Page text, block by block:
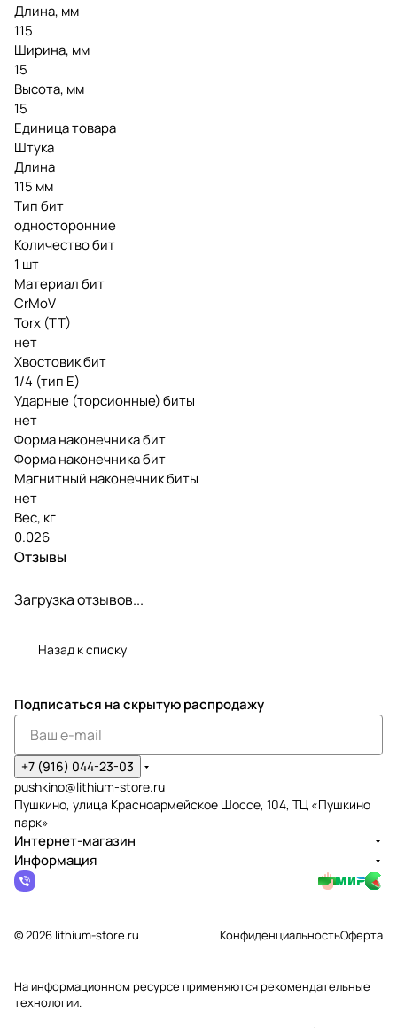
Длина, мм
115
Ширина, мм
15
Высота, мм
15
Единица товара
Штука
Длина
115 мм
Тип бит
односторонние
Количество бит
1 шт
Материал бит
CrMoV
Torx (TT)
нет
Хвостовик бит
1/4 (тип Е)
Ударные (торсионные) биты
нет
Форма наконечника бит
Форма наконечника бит
Магнитный наконечник биты
нет
Вес, кг
0.026
Отзывы
Загрузка отзывов...
Назад к списку
Подписаться на скрытую распродажу
+7 (916) 044-23-03
pushkino@lithium-store.ru
Пушкино, улица Красноармейское Шоссе, 104, ТЦ «Пушкино
парк»
Интернет-магазин
Информация
© 2026 lithium-store.ru КонфиденциальностьОферта
На информационном ресурсе применяютсярекомендательные
технологии.